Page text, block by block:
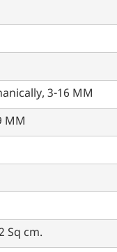
3-16 MM
MM
Sq cm.